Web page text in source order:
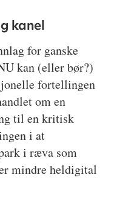
kanel
for ganske
kan (eller bør?)
fortellingen
om en
til en kritisk
i at
i ræva som
mindre heldigital